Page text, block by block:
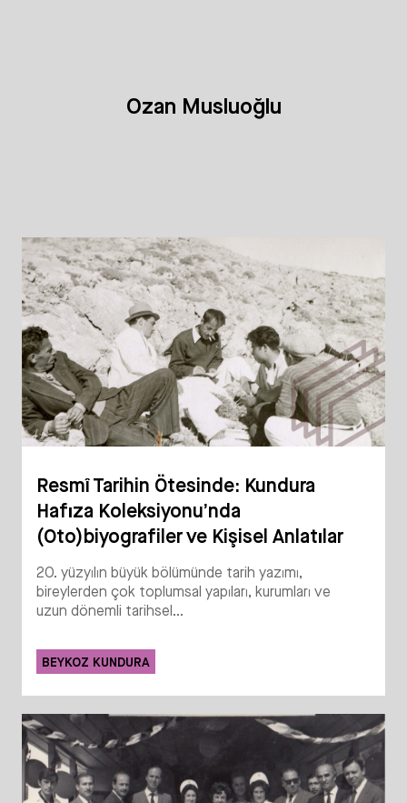
Ozan Musluoğlu
Resmî Tarihin Ötesinde: Kundura
Hafıza Koleksiyonu’nda
(Oto)biyografiler ve Kişisel Anlatılar
20. yüzyılın büyük bölümünde tarih yazımı,
bireylerden çok toplumsal yapıları, kurumları ve
uzun dönemli tarihsel...
BEYKOZ KUNDURA